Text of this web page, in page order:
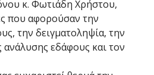
κ. Φωτιάδη Χρήστου,
που αφορούσαν την
την δειγματοληψία, την
ανάλυσης εδάφους και τον